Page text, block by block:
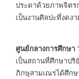
ประดาด้วยภาพจิตร
เป็นงานศิลปะที่งดง
ศูนย์กลางการศึกษา
เป็นสถานที่ศึกษาปริ
ภิกษุสามเณรได้ศึกษ